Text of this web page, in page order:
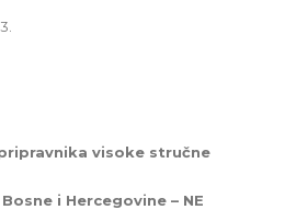
visoke stručne
i Hercegovine – NE